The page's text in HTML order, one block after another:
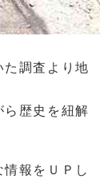
調査より地
歴史を紐解
報をＵＰし